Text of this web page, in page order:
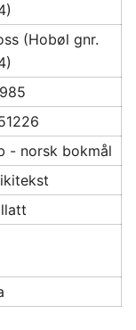
(Hobøl gnr.
- norsk bokmål